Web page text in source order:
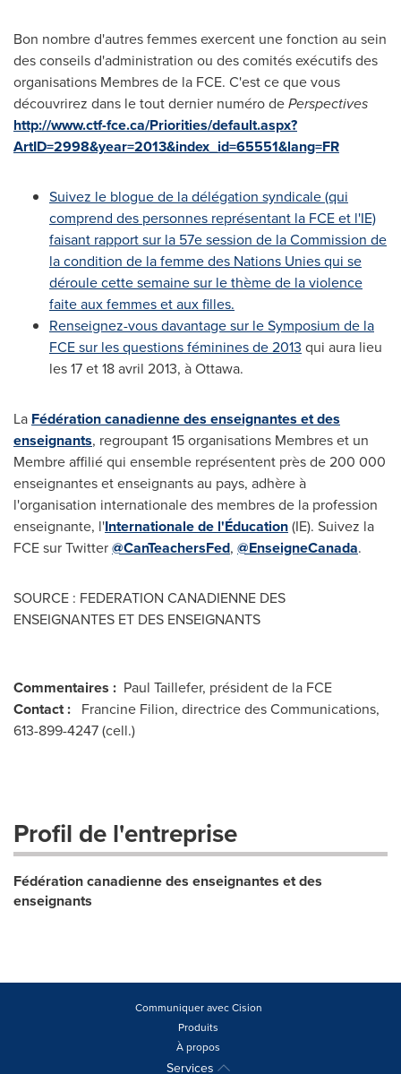
Bon nombre d'autres femmes exercent une fonction au sein
des conseils d'administration ou des comités exécutifs des
organisations Membres de la FCE. C'est ce que vous
découvrirez dans le tout dernier numéro dePerspectives
http://www.ctf-fce.ca/Priorities/default.aspx?
ArtID=2998&year=2013&index_id=65551&lang=FR
Suivez le blogue de la délégation syndicale (qui
comprend des personnes représentant la FCE et l'IE)
faisant rapport sur la 57e session de la Commission de
la condition de la femme des Nations Unies qui se
déroule cette semaine sur le thème de la violence
faite aux femmes et aux filles.
Renseignez-vous davantage sur le Symposium de la
FCE sur les questions féminines de 2013 qui aura lieu
les17 et18 avril 2013, àOttawa.
La Fédération canadienne des enseignantes et des
enseignants, regroupant 15 organisations Membres et un
Membre affilié qui ensemble représentent près de 200 000
enseignantes et enseignants au pays, adhère à
l'organisation internationale des membres de la profession
enseignante, l'Internationale de l'Éducation(IE). Suivez la
FCE sur Twitter@CanTeachersFed, @EnseigneCanada.
SOURCE : FEDERATION CANADIENNE DES
ENSEIGNANTES ET DES ENSEIGNANTS
Commentaires : Paul Taillefer, président de la FCE
Contact : Francine Filion, directrice des Communications,
613-899-4247 (cell.)
Profil de l'entreprise
Fédération canadienne des enseignantes et des
enseignants
Communiquer avec Cision
Produits
À propos
Services